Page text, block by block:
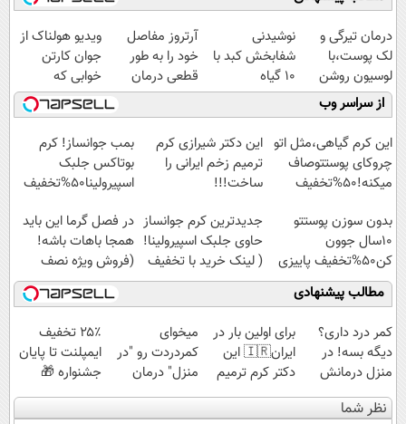
درمان تیرگی و
لک پوست،با
لوسیون روشن
کننده ویتامین c!
نوشیدنی
شفابخش کبد با
10 گیاه
موثر(تخفیف تا
امشب)
آرتروز مفاصل
خود را به طور
قطعی درمان
کنید!
◗پرسش‌نامه◖
ویدیو هولناک از
جوان کارتن
خوابی که
میلیاردر شد.
آموزش رایگان
از سراسر وب
این کرم گیاهی،مثل اتو
چروکای پوستتوصاف
میکنه!50%تخفیف
این دکتر شیرازی کرم
ترمیم زخم ایرانی را
ساخت!!!
بمب جوانساز! کرم
بوتاکس جلبک
اسپیرولینا50%تخفیف
بدون سوزن پوستتو
10سال جوون
کن50%تخفیف پاییزی
جدیدترین کرم جوانساز
حاوی جلبک اسپیرولینا!
( لینک خرید با تخفیف
ویژه)
در فصل گرما این باید
همجا باهات باشه!
(فروش ویژه نصف
قیمت بازار)
مطالب پیشنهادی
کمر درد داری؟
دیگه بسه! در
منزل درمانش
کن
(◀پرسش‌نامه)
برای اولین بار در
ایران🇮🇷 این
دکتر کرم ترمیم
کننده 23 روزه
ساخت!
میخوای
کمردردت رو "در
منزل" درمان
کنی؟ (◂فیلم +
◂پرسش‌نامه)
۲۵٪ تخفیف
ایمپلنت تا پایان
جشنواره 🎁
نظر شما